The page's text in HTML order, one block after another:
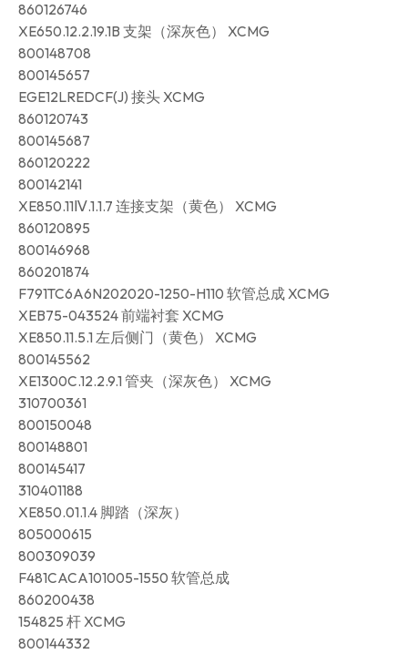
860126746
XE650.12.2.19.1B 支架（深灰色） XCMG
800148708
800145657
EGE12LREDCF(J) 接头 XCMG
860120743
800145687
860120222
800142141
XE850.11Ⅳ.1.1.7 连接支架（黄色） XCMG
860120895
800146968
860201874
F791TC6A6N202020-1250-H110 软管总成 XCMG
XEB75-043524 前端衬套 XCMG
XE850.11.5.1 左后侧门（黄色） XCMG
800145562
XE1300C.12.2.9.1 管夹（深灰色） XCMG
310700361
800150048
800148801
800145417
310401188
XE850.01.1.4 脚踏（深灰）
805000615
800309039
F481CACA101005-1550 软管总成
860200438
154825 杆 XCMG
800144332